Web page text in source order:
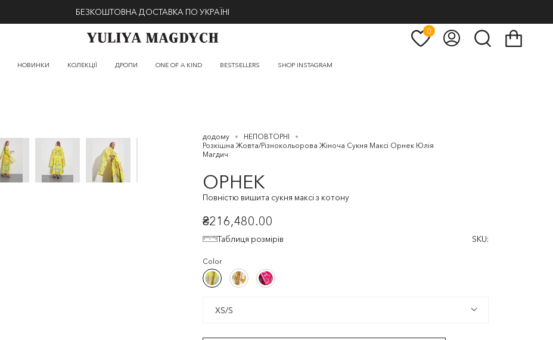
БЕЗКОШТОВНА ДОСТАВКА ПО УКРАЇНІ
0
Мій
Пошук
НОВИНКИ КОЛЕКЦІЇ ДРОПИ ONE OF A KIND BESTSELLERS SHOP INSTAGRAM
додому
НЕПОВТОРНІ
Розкішна Жовта/Різнокольорова Жіноча Сукня Максі Орнек Юлія
Магдич
ОРНЕК
Повністю вишита сукня максі з котону
₴216,480.00
Таблиця розмірів SKU:
Color
Жовтий/
Різнокольоровий
Жовтий/
Білий/
Золотистий
Білий/
Фуксія/
Різнокольоровий
Фуксія/
XS/S
XS/S